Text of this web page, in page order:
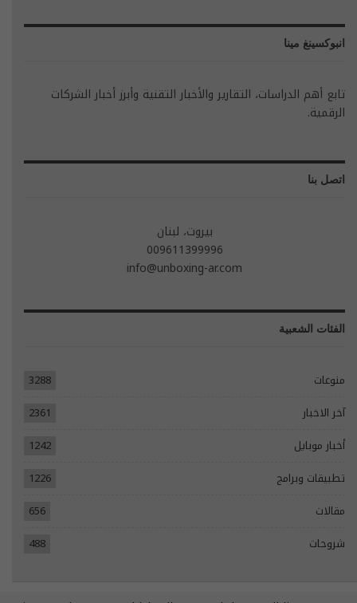
انبوكسينغ مينا
تابع أهم الدراسات، التقارير والأخبار التقنية وأبرز أخبار الشركات
الرقمية.
اتصل بنا
بيروت، لبنان
009611399996
info@unboxing-ar.com
الفئات الشعبية
منوعات
3288
آخر الاخبار
2361
أخبار موبايل
1242
تطبيقات وبرامج
1226
مقالات
656
شروحات
488